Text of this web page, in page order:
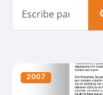
2007